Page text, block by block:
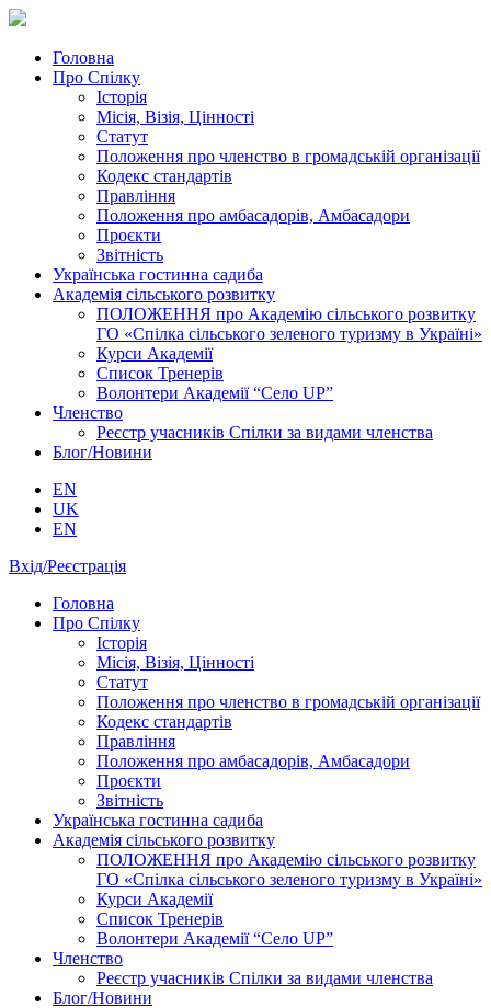
Головна
Про Спілку
Історія
Місія, Візія, Цінності
Статут
Положення про членство в громадській організації
Кодекс стандартів
Правління
Положення про амбасадорів, Амбасадори
Проєкти
Звітність
Українська гостинна садиба
Академія сільського розвитку
ПОЛОЖЕННЯ про Академію cільського розвитку
ГО «Спілка сільського зеленого туризму в Україні»
Курси Академії
Список Тренерів
Волонтери Академії “Село UP”
Членство
Реєстр учасників Спілки за видами членства
Блог/Новини
EN
UK
EN
Вхід/Реєстрація
Головна
Про Спілку
Історія
Місія, Візія, Цінності
Статут
Положення про членство в громадській організації
Кодекс стандартів
Правління
Положення про амбасадорів, Амбасадори
Проєкти
Звітність
Українська гостинна садиба
Академія сільського розвитку
ПОЛОЖЕННЯ про Академію cільського розвитку
ГО «Спілка сільського зеленого туризму в Україні»
Курси Академії
Список Тренерів
Волонтери Академії “Село UP”
Членство
Реєстр учасників Спілки за видами членства
Блог/Новини